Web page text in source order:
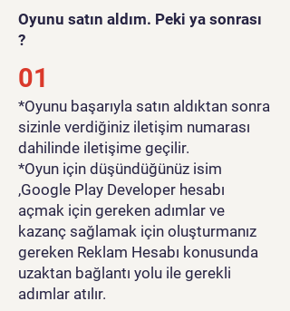
Oyunu satın aldım. Peki ya sonrası
?
01
*Oyunu başarıyla satın aldıktan sonra
sizinle verdiğiniz iletişim numarası
dahilinde iletişime geçilir.
*Oyun için düşündüğünüz isim
,Google Play Developer hesabı
açmak için gereken adımlar ve
kazanç sağlamak için oluşturmanız
gereken Reklam Hesabı konusunda
uzaktan bağlantı yolu ile gerekli
adımlar atılır.